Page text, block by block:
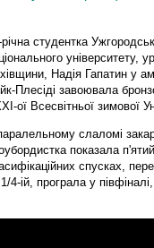
річна студентка
університету,
Надія Гапатин у
Плесіді завоювала
ої Всесвітньої зимової
слаломі
показала
спусках,
4-ій, програла у